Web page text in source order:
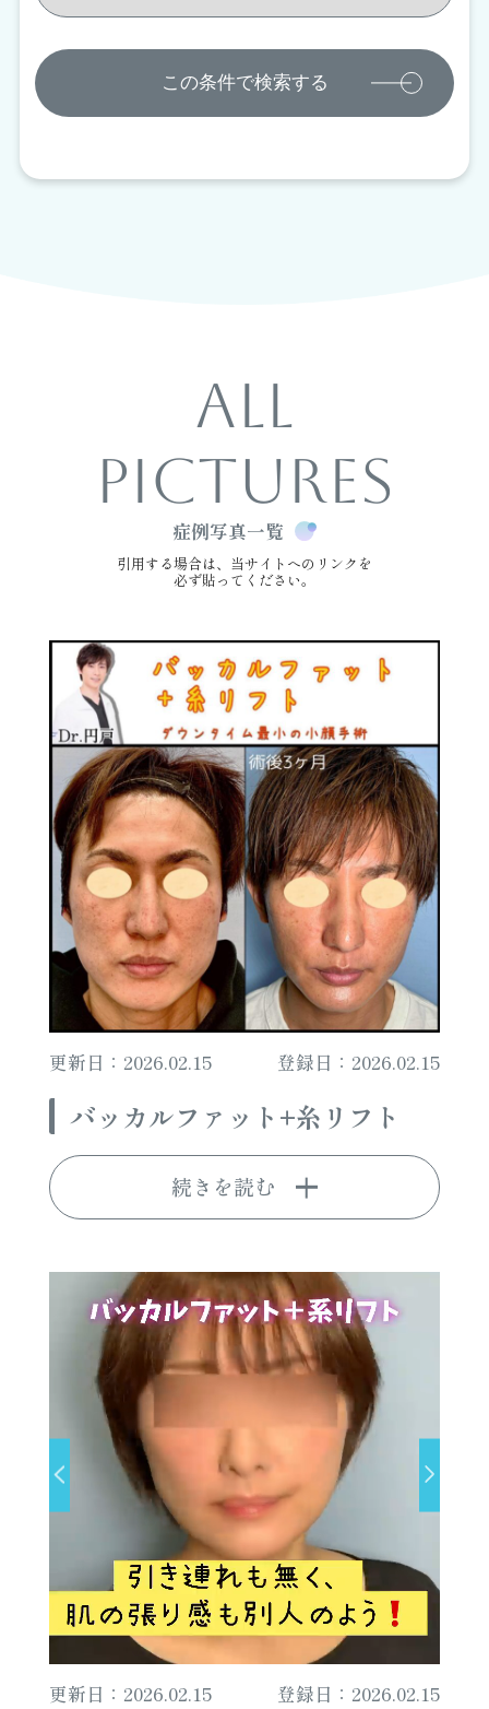
ALL
PICTURES
症例写真一覧
引用する場合は、当サイトへのリンクを
必ず貼ってください。
更新日：2026.02.15 登録日：2026.02.15
バッカルファット+糸リフト
続きを読む
更新日：2026.02.15 登録日：2026.02.15